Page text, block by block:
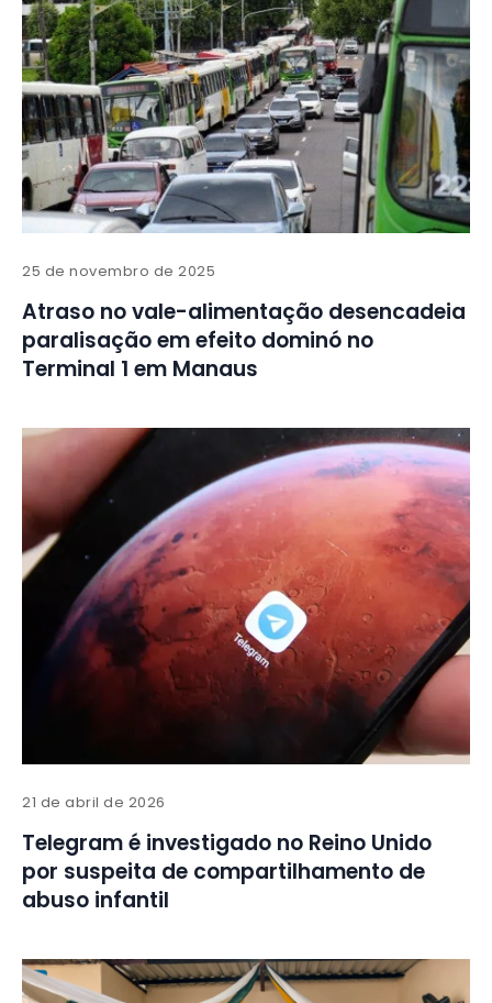
25 de novembro de 2025
Atraso no vale-alimentação desencadeia
paralisação em efeito dominó no
Terminal 1 em Manaus
21 de abril de 2026
Telegram é investigado no Reino Unido
por suspeita de compartilhamento de
abuso infantil